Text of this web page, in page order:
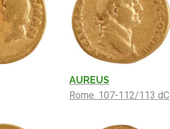
AUREUS
Rome. 107-112/113 dC